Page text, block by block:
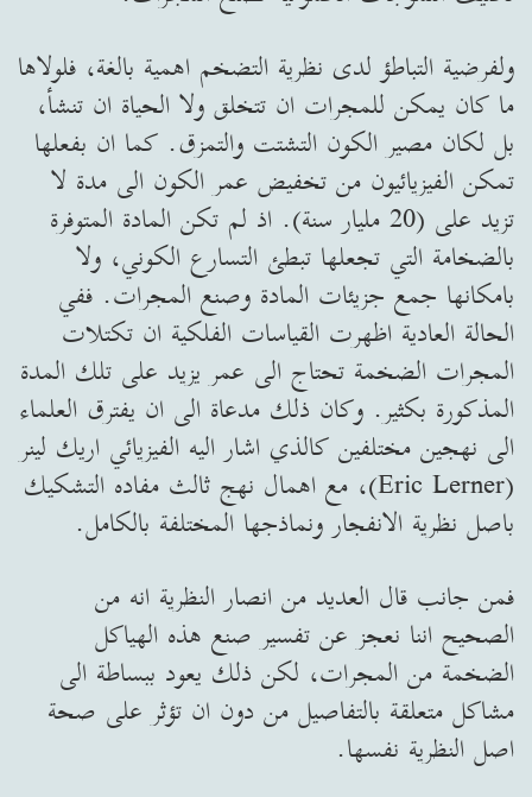
ولفرضية التباطؤ لدى نظرية التضخم اهمية بالغة، فلولاها
ما كان يمكن للمجرات ان تتخلق ولا الحياة ان تنشأ،
بل لكان مصير الكون التشتت والتمزق. كما ان بفعلها
تمكن الفيزيائيون من تخفيض عمر الكون الى مدة لا
تزيد على (20 مليار سنة). اذ لم تكن المادة المتوفرة
بالضخامة التي تجعلها تبطئ التسارع الكوني، ولا
بامكانها جمع جزيئات المادة وصنع المجرات. ففي
الحالة العادية اظهرت القياسات الفلكية ان تكتلات
المجرات الضخمة تحتاج الى عمر يزيد على تلك المدة
المذكورة بكثير. وكان ذلك مدعاة الى ان يفترق العلماء
الى نهجين مختلفين كالذي اشار اليه الفيزيائي اريك لينر
(Eric Lerner)، مع اهمال نهج ثالث مفاده التشكيك
باصل نظرية الانفجار ونماذجها المختلفة بالكامل.
فمن جانب قال العديد من انصار النظرية انه من
الصحيح اننا نعجز عن تفسير صنع هذه الهياكل
الضخمة من المجرات، لكن ذلك يعود ببساطة الى
مشاكل متعلقة بالتفاصيل من دون ان تؤثر على صحة
اصل النظرية نفسها.